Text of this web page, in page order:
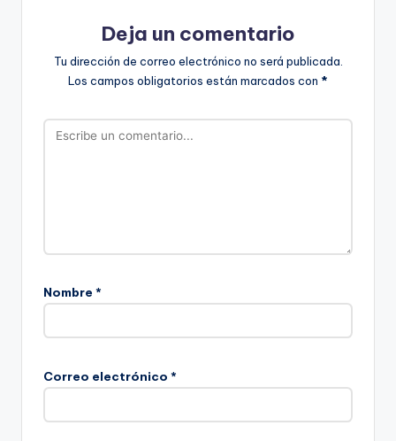
Deja un comentario
Tu dirección de correo electrónico no será publicada.
Los campos obligatorios están marcados con *
Nombre *
Correo electrónico *